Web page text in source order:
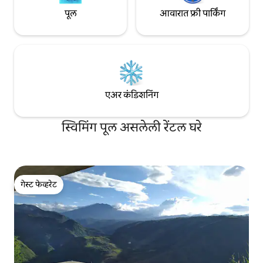
पूल आवारात फ्री पार्किंग
एअर कंडिशनिंग
स्विमिंग पूल असलेली रेंटल घरे
गेस्ट फेव्हरेट
गेस्ट फेव्हरेट